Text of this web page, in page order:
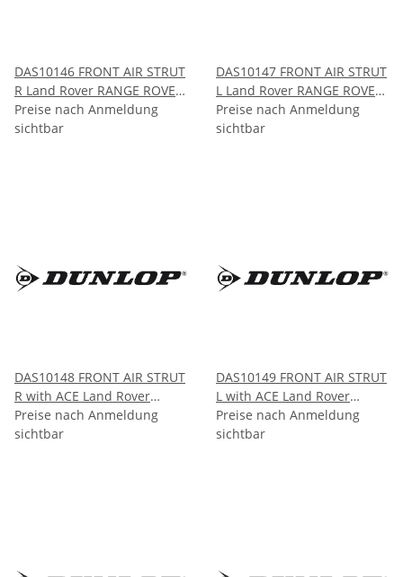
DAS10146 FRONT AIR STRUT
R Land Rover RANGE ROVER
SPORT L494 2014-
Preise nach Anmeldung
sichtbar
DAS10147 FRONT AIR STRUT
L Land Rover RANGE ROVER
SPORT L494 2014-
Preise nach Anmeldung
sichtbar
DAS10148 FRONT AIR STRUT
R with ACE Land Rover
RANGE ROVER SPORT L494
2014-
Preise nach Anmeldung
sichtbar
DAS10149 FRONT AIR STRUT
L with ACE Land Rover
RANGE ROVER SPORT L494
2014-
Preise nach Anmeldung
sichtbar